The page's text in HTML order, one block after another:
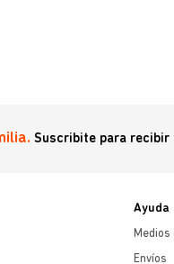
Suscribite para recibir
Ayuda
Medios
Envíos